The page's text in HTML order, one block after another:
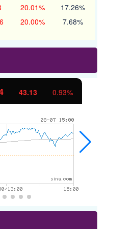
20.01% 17.26%
20.00% 7.68%
43.13 0.93%